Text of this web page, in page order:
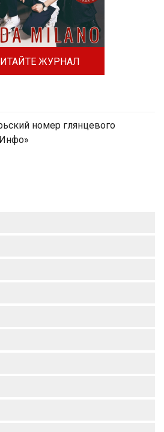
ЖУРНАЛ
номер глянцевого